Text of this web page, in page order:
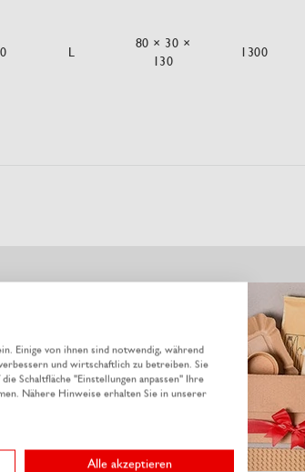
L
80 × 30 ×
130
1300
Einige von ihnen sind notwendig, während
und wirtschaftlich zu betreiben. Sie
Schaltfläche "Einstellungen anpassen" Ihre
Nähere Hinweise erhalten Sie in unserer
Alle akzeptieren